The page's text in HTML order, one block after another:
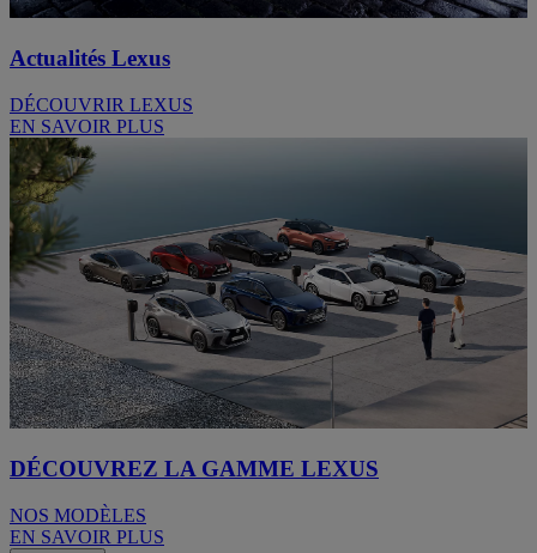
Actualités Lexus
DÉCOUVRIR LEXUS
EN SAVOIR PLUS
DÉCOUVREZ LA GAMME LEXUS
NOS MODÈLES
EN SAVOIR PLUS